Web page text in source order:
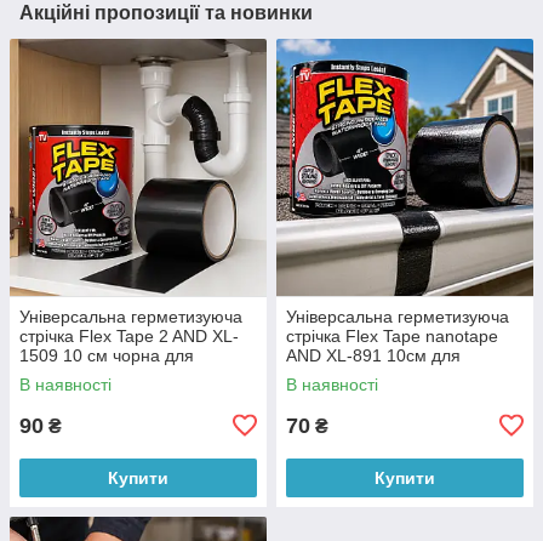
Акційні пропозиції та новинки
Універсальна герметизуюча
стрічка Flex Tape 2 AND XL-
1509 10 см чорна для
ремонту покрівлі, труб і
ємностей (X05/4419)
В наявності
90 ₴
Купити
Універсальна герметизуюча
стрічка Flex Tape nanotape
AND XL-891 10см для
ремонту кровлі, труб
(X05/950)
В наявності
70 ₴
Купити